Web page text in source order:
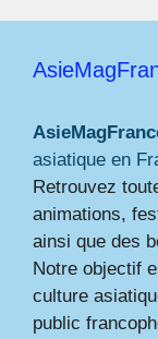
asiatique en
Retrouvez
animations,
ainsi que des
Notre objectif
culture
public